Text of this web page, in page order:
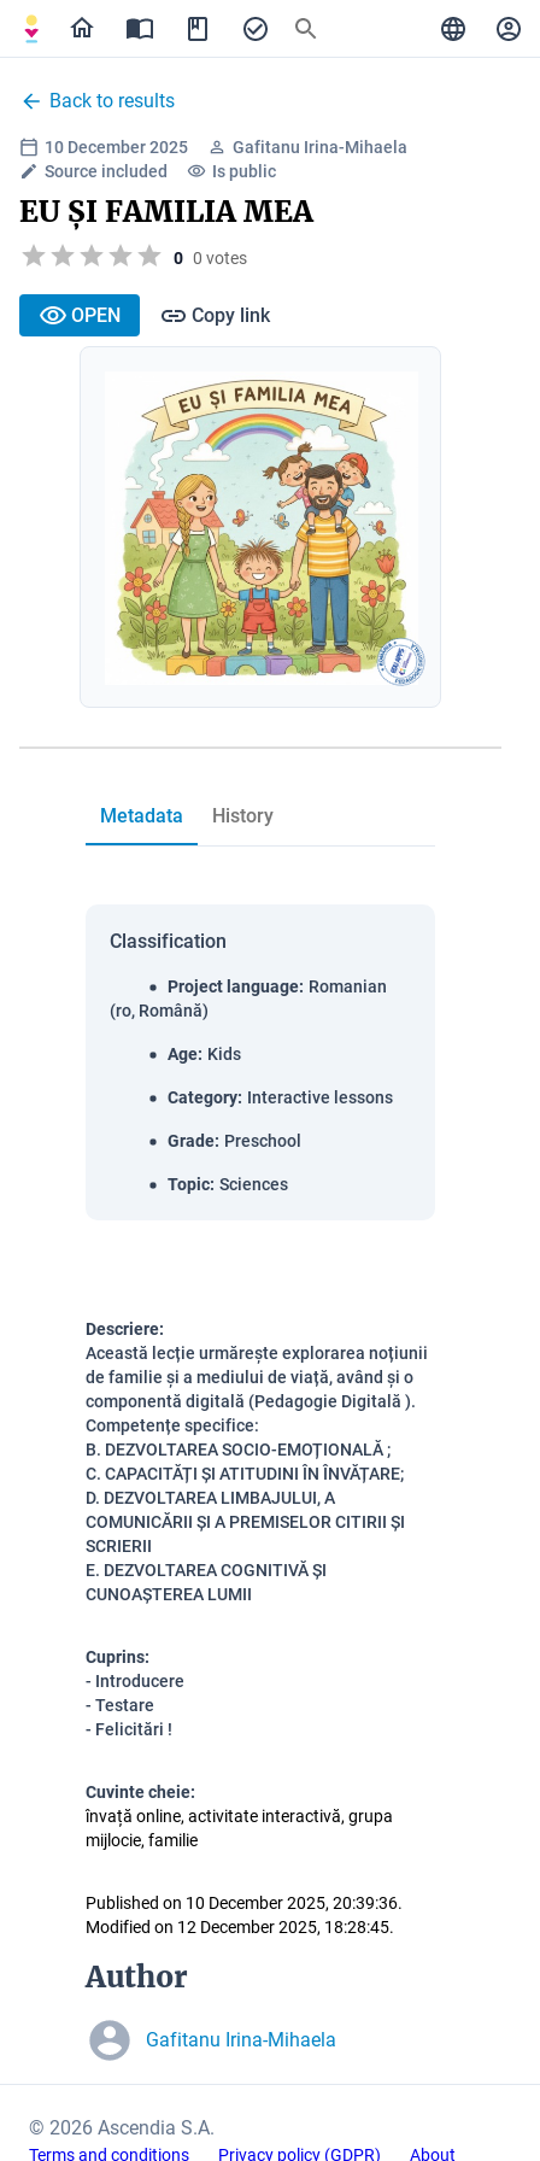
Back to results
10 December 2025
Gafitanu Irina-Mihaela
Source included
Is public
EU ȘI FAMILIA MEA
0 0 votes
OPEN Copy link
Metadata History
Classification
Project language: Romanian
(ro, Română)
Age: Kids
Category: Interactive lessons
Grade: Preschool
Topic: Sciences
Descriere:
Această lecție urmărește explorarea noțiunii
de familie și a mediului de viață, având și o
componentă digitală (Pedagogie Digitală ).
Competențe specifice:
B. DEZVOLTAREA SOCIO-EMOȚIONALĂ ;
C. CAPACITĂȚI ȘI ATITUDINI ÎN ÎNVĂȚARE;
D. DEZVOLTAREA LIMBAJULUI, A
COMUNICĂRII ȘI A PREMISELOR CITIRII ȘI
SCRIERII
E. DEZVOLTAREA COGNITIVĂ ȘI
CUNOAȘTEREA LUMII
Cuprins:
- Introducere
- Testare
- Felicitări !
Cuvinte cheie:
învață online, activitate interactivă, grupa
mijlocie, familie
Published on 10 December 2025, 20:39:36.
Modified on 12 December 2025, 18:28:45.
Author
Gafitanu Irina-Mihaela
© 2026 Ascendia S.A.
Terms and conditions Privacy policy (GDPR) About